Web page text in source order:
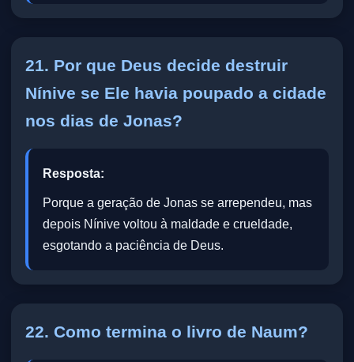
21. Por que Deus decide destruir
Nínive se Ele havia poupado a cidade
nos dias de Jonas?
Resposta:
Porque a geração de Jonas se arrependeu, mas
depois Nínive voltou à maldade e crueldade,
esgotando a paciência de Deus.
22. Como termina o livro de Naum?